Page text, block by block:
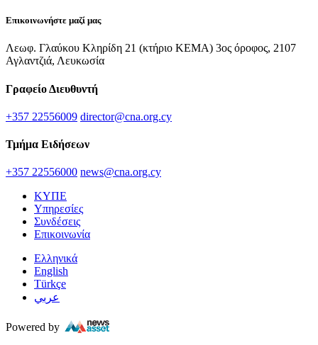
Επικοινωνήστε μαζί μας
Λεωφ. Γλαύκου Κληρίδη 21 (κτήριο ΚΕΜΑ) 3ος όροφος, 2107
Αγλαντζιά, Λευκωσία
Γραφείο Διευθυντή
+357 22556009 director@cna.org.cy
Τμήμα Ειδήσεων
+357 22556000 news@cna.org.cy
ΚΥΠΕ
Υπηρεσίες
Συνδέσεις
Επικοινωνία
Ελληνικά
English
Türkçe
عربي
Powered by